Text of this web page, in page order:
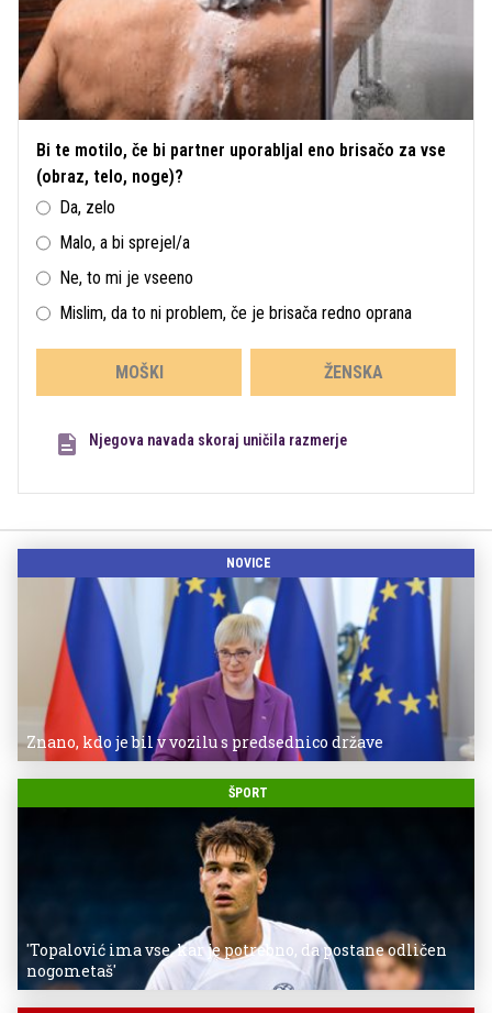
Bi te motilo, če bi partner uporabljal eno brisačo za vse
(obraz, telo, noge)?
Da, zelo
Malo, a bi sprejel/a
Ne, to mi je vseeno
Mislim, da to ni problem, če je brisača redno oprana
MOŠKI ŽENSKA
Njegova navada skoraj uničila razmerje
NOVICE
Znano, kdo je bil v vozilu s predsednico države
ŠPORT
'Topalović ima vse, kar je potrebno, da postane odličen
nogometaš'